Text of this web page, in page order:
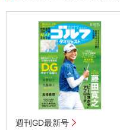
週刊GD最新号